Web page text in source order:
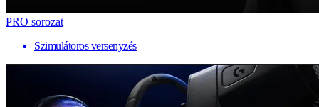
PRO sorozat
Szimulátoros versenyzés